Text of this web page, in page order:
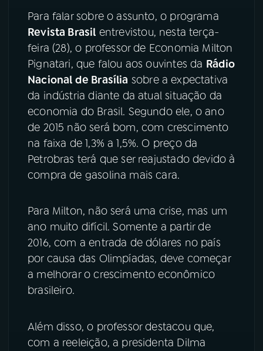
Para falar sobre o assunto, o programa
Revista Brasil entrevistou, nesta terça-
feira (28), o professor de Economia Milton
Pignatari, que falou aos ouvintes da Rádio
Nacional de Brasília sobre a expectativa
da indústria diante da atual situação da
economia do Brasil. Segundo ele, o ano
de 2015 não será bom, com crescimento
na faixa de 1,3% a 1,5%. O preço da
Petrobras terá que ser reajustado devido à
compra de gasolina mais cara.
Para Milton, não será uma crise, mas um
ano muito difícil. Somente a partir de
2016, com a entrada de dólares no país
por causa das Olimpíadas, deve começar
a melhorar o crescimento econômico
brasileiro.
Além disso, o professor destacou que,
com a reeleição, a presidenta Dilma